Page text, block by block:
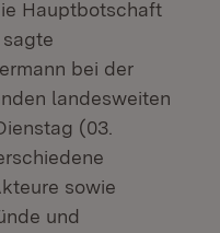
Hauptbotschaft
sagte
bei der
landesweiten
(03.
sowie
und